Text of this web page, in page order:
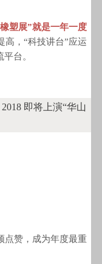
塑展”就是一年一度
高，“科技讲台”应运
台。
点赞，成为年度最重